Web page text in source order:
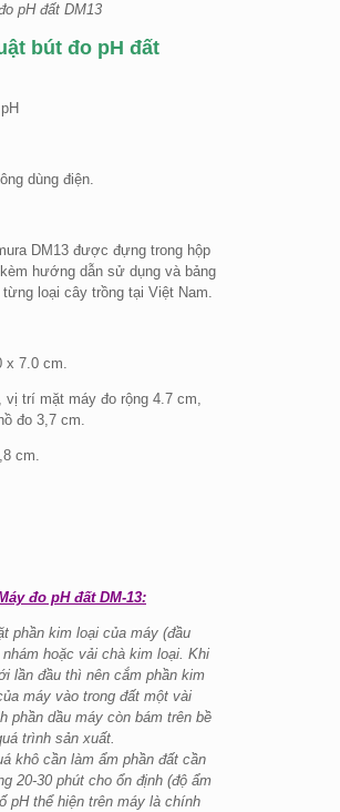
pH đất DM13
bút đo pH đất
dùng điện.
DM13 được đựng trong hộp
hướng dẫn sử dụng và bảng
loại cây trồng tại Việt Nam.
x 7.0 cm.
vị trí mặt máy đo rộng 4.7 cm,
đo 3,7 cm.
cm.
đo pH đất DM-13:
phần kim loại của máy (đầu
nhám hoặc vải chà kim loại. Khi
lần đầu thì nên cắm phần kim
máy vào trong đất một vài
phần dầu máy còn bám trên bề
trình sản xuất.
khô cần làm ẩm phần đất cần
20-30 phút cho ổn định (độ ẩm
pH thể hiện trên máy là chính